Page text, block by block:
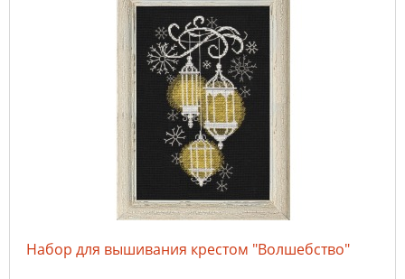
Набор для вышивания крестом "Волшебство"